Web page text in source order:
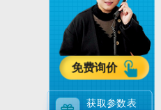
免费询价
获取参数表